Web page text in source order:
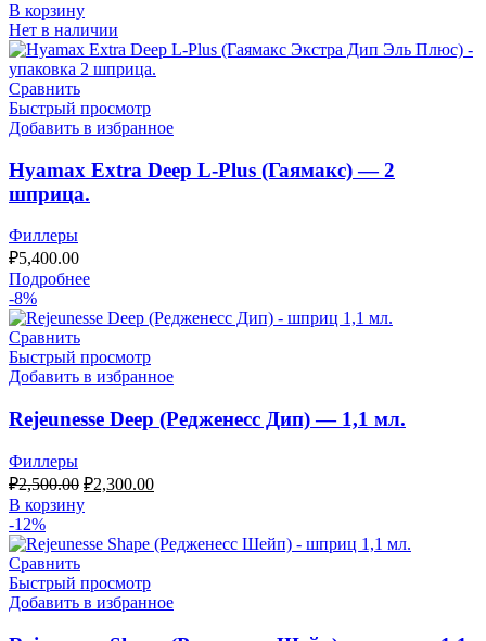
В корзину
Нет в наличии
Сравнить
Быстрый просмотр
Добавить в избранное
Hyamax Extra Deep L-Plus (Гаямакс) — 2
шприца.
Филлеры
₽5,400.00
Подробнее
-8%
Сравнить
Быстрый просмотр
Добавить в избранное
Rejeunesse Deep (Редженесс Дип) — 1,1 мл.
Филлеры
₽2,500.00 Первоначальная
цена
составляла
₽2,500.00.
₽2,300.00Текущая
В корзину
-12%
Сравнить
Быстрый просмотр
Добавить в избранное